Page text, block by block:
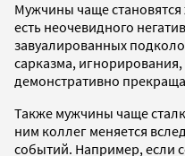
Мужчины чаще становятся
есть неочевидного
завуалированных
сарказма,
демонстративно
Также мужчины чаще
ним коллег меняется
событий. Например, если